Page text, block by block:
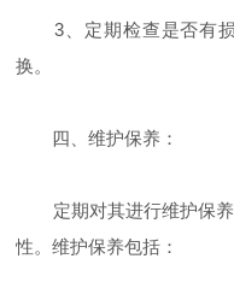
3、定期检查是否有损
换。
四、维护保养：
定期对其进行维护保养
性。维护保养包括：